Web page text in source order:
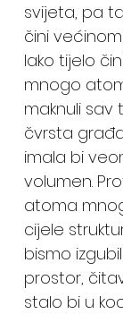
svijeta, pa
čini
Iako tijelo
mnogo
maknuli sav
čvrsta
imala bi
volumen.
atoma
cijele
bismo
prostor,
stalo bi u